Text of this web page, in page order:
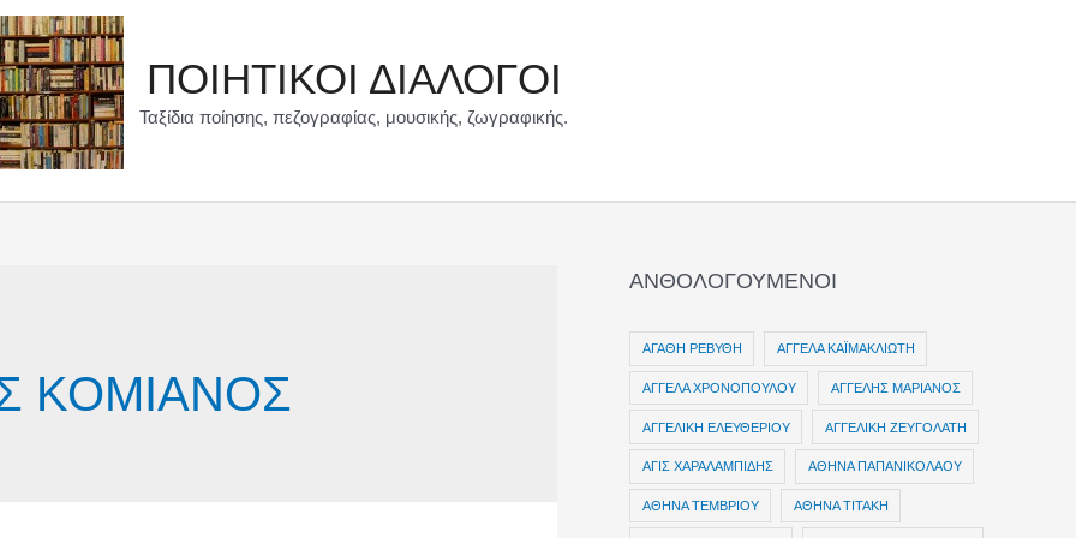
ΠΟΙΗΤΙΚΟΙ ΔΙΑΛΟΓΟΙ
Ταξίδια ποίησης, πεζογραφίας, μουσικής, ζωγραφικής.
ΚΟΜΙΑΝΟΣ
ΑΝΘΟΛΟΓΟΥΜΕΝΟΙ
ΑΓΑΘΗ ΡΕΒΥΘΗ ΑΓΓΕΛΑ ΚΑΪΜΑΚΛΙΩΤΗ
ΑΓΓΕΛΑ ΧΡΟΝΟΠΟΥΛΟΥ ΑΓΓΕΛΗΣ ΜΑΡΙΑΝΟΣ
ΑΓΓΕΛΙΚΗ ΕΛΕΥΘΕΡΙΟΥ ΑΓΓΕΛΙΚΗ ΖΕΥΓΟΛΑΤΗ
ΑΓΙΣ ΧΑΡΑΛΑΜΠΙΔΗΣ ΑΘΗΝΑ ΠΑΠΑΝΙΚΟΛΑΟΥ
ΑΘΗΝΑ ΤΕΜΒΡΙΟΥ ΑΘΗΝΑ ΤΙΤΑΚΗ